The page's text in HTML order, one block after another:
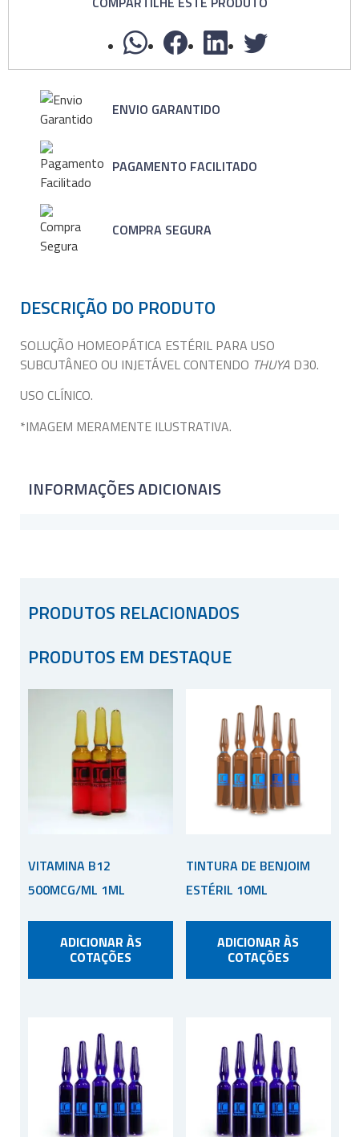
ENVIO GARANTIDO
PAGAMENTO FACILITADO
COMPRA SEGURA
DESCRIÇÃO DO PRODUTO
SOLUÇÃO HOMEOPÁTICA ESTÉRIL PARA USO
SUBCUTÂNEO OU INJETÁVEL CONTENDO THUYA D30.
USO CLÍNICO.
*IMAGEM MERAMENTE ILUSTRATIVA.
INFORMAÇÕES ADICIONAIS
PRODUTOS RELACIONADOS
PRODUTOS EM DESTAQUE
VITAMINA B12
500MCG/ML 1ML
ADICIONAR ÀS
COTAÇÕES
TINTURA DE BENJOIM
ESTÉRIL 10ML
ADICIONAR ÀS
COTAÇÕES